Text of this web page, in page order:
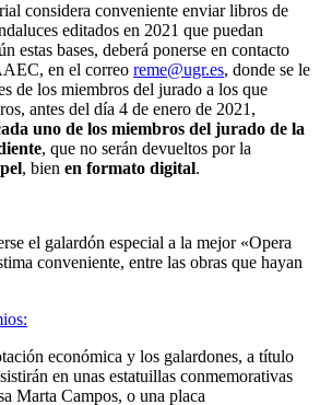
considera conveniente enviar libros de
editados en 2021 que puedan
estas bases, deberá ponerse en contacto
en el correo reme@ugr.es, donde se le
de los miembros del jurado a los que
antes del día 4 de enero de 2021,
uno de los miembros del jurado de la
, que no serán devueltos por la
, bien en formato digital.
el galardón especial a la mejor «Opera
conveniente, entre las obras que hayan
económica y los galardones, a título
en unas estatuillas conmemorativas
Marta Campos, o una placa